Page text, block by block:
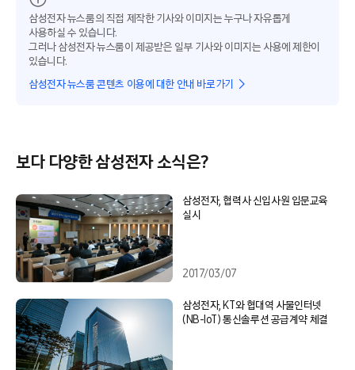
삼성전자 뉴스룸의 직접 제작한 기사와 이미지는 누구나 자유롭게
사용하실 수 있습니다.
그러나 삼성전자 뉴스룸이 제공받은 일부 기사와 이미지는 사용에 제한이
있습니다.
삼성전자 뉴스룸 콘텐츠 이용에 대한 안내 바로가기
보다 다양한 삼성전자 소식은?
삼성전자, 협력사 신입사원 입문교육
실시
2017/03/07
삼성전자, KT와 협대역 사물인터넷
(NB-IoT) 통신솔루션 공급계약 체결